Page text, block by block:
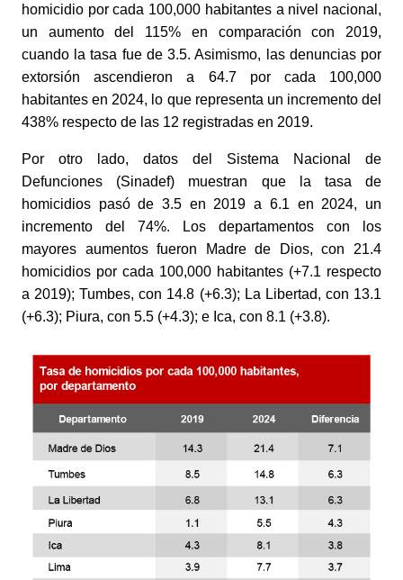
homicidio por cada 100,000 habitantes a nivel nacional,
un aumento del 115% en comparación con 2019,
cuando la tasa fue de 3.5. Asimismo, las denuncias por
extorsión ascendieron a 64.7 por cada 100,000
habitantes en 2024, lo que representa un incremento del
438% respecto de las 12 registradas en 2019.
Por otro lado, datos del Sistema Nacional de
Defunciones (Sinadef) muestran que la tasa de
homicidios pasó de 3.5 en 2019 a 6.1 en 2024, un
incremento del 74%. Los departamentos con los
mayores aumentos fueron Madre de Dios, con 21.4
homicidios por cada 100,000 habitantes (+7.1 respecto
a 2019); Tumbes, con 14.8 (+6.3); La Libertad, con 13.1
(+6.3); Piura, con 5.5 (+4.3); e Ica, con 8.1 (+3.8).